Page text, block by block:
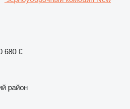
680 €
район